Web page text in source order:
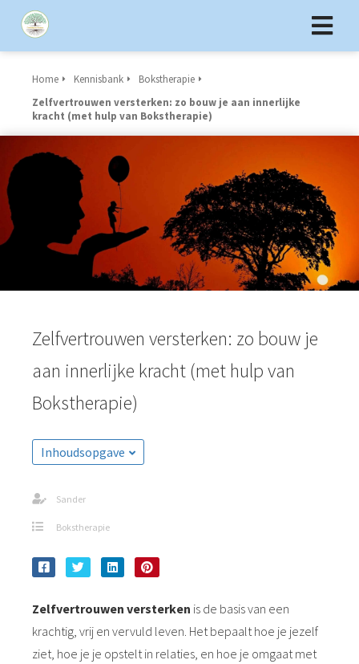
Home Kennisbank
Bokstherapie
Zelfvertrouwen versterken: zo bouw je aan innerlijke
kracht (met hulp van Bokstherapie)
Zelfvertrouwen versterken: zo bouw je
aan innerlijke kracht (met hulp van
Bokstherapie)
Inhoudsopgave
Sander
Bokstherapie
Zelfvertrouwen versterken is de basis van een
krachtig, vrij en vervuld leven. Het bepaalt hoe je jezelf
ziet, hoe je je opstelt in relaties, en hoe je omgaat met